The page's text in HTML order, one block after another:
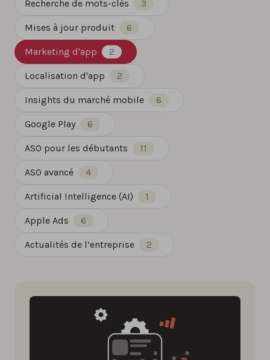
Recherche de mots-clés 3
Mises à jour produit 6
Marketing d'app 2
Localisation d'app 2
Insights du marché mobile 6
Google Play 6
ASO pour les débutants 11
ASO avancé 4
Artificial Intelligence (AI) 1
Apple Ads 6
Actualités de l’entreprise 2